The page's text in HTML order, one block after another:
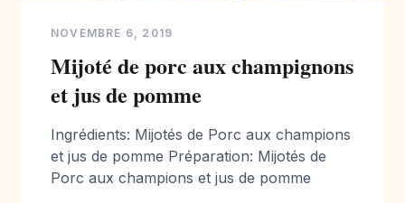
NOVEMBRE 6, 2019
Mijoté de porc aux champignons
et jus de pomme
Ingrédients: Mijotés de Porc aux champions
et jus de pomme Préparation: Mijotés de
Porc aux champions et jus de pomme